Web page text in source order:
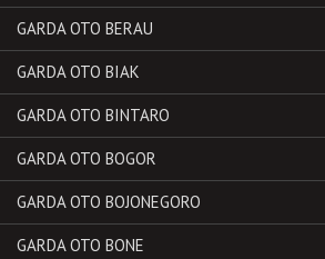
GARDA OTO BERAU
GARDA OTO BIAK
GARDA OTO BINTARO
GARDA OTO BOGOR
GARDA OTO BOJONEGORO
GARDA OTO BONE